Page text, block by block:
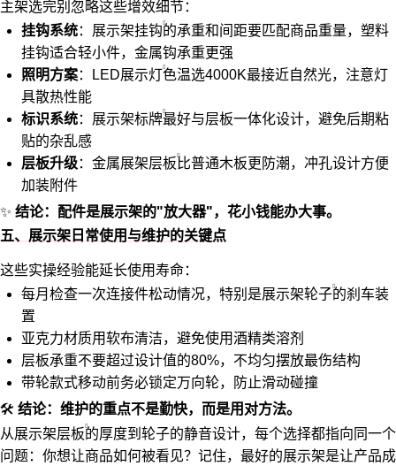
主架选完别忽略这些增效细节：
挂钩系统： 展示架挂钩的承重和间距要匹配商品重量，塑料
挂钩适合轻小件，金属钩承重更强
照明方案： LED展示灯色温选4000K最接近自然光，注意灯
具散热性能
标识系统： 展示架标牌最好与层板一体化设计，避免后期粘
贴的杂乱感
层板升级： 金属展架层板 比普通木板更防潮，冲孔设计方便
加装附件
✨ 结论：配件是展示架的"放大器"，花小钱能办大事。
五、展示架日常使用与维护的关键点
这些实操经验能延长使用寿命：
每月检查一次连接件松动情况，特别是展示架轮子的刹车装
置
亚克力材质用软布清洁，避免使用酒精类溶剂
层板承重不要超过设计值的80%，不均匀摆放最伤结构
带轮款式移动前务必锁定万向轮，防止滑动碰撞
🛠️ 结论：维护的重点不是勤快，而是用对方法。
从展示架层板的厚度到轮子的静音设计，每个选择都指向同一个
问题：你想让商品如何被看见？记住，最好的展示架是让产品成